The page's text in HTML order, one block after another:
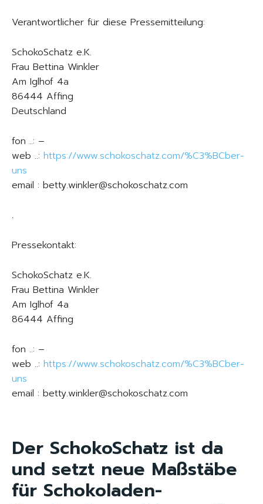
Verantwortlicher für diese Pressemitteilung:
SchokoSchatz e.K.
Frau Bettina Winkler
Am Iglhof 4a
86444 Affing
Deutschland
fon ..: –
web ..: https://www.schokoschatz.com/%C3%BCber-
uns
email : betty.winkler@schokoschatz.com
.
Pressekontakt:
SchokoSchatz e.K.
Frau Bettina Winkler
Am Iglhof 4a
86444 Affing
fon ..: –
web ..: https://www.schokoschatz.com/%C3%BCber-
uns
email : betty.winkler@schokoschatz.com
Der SchokoSchatz ist da
und setzt neue Maßstäbe
für Schokoladen-